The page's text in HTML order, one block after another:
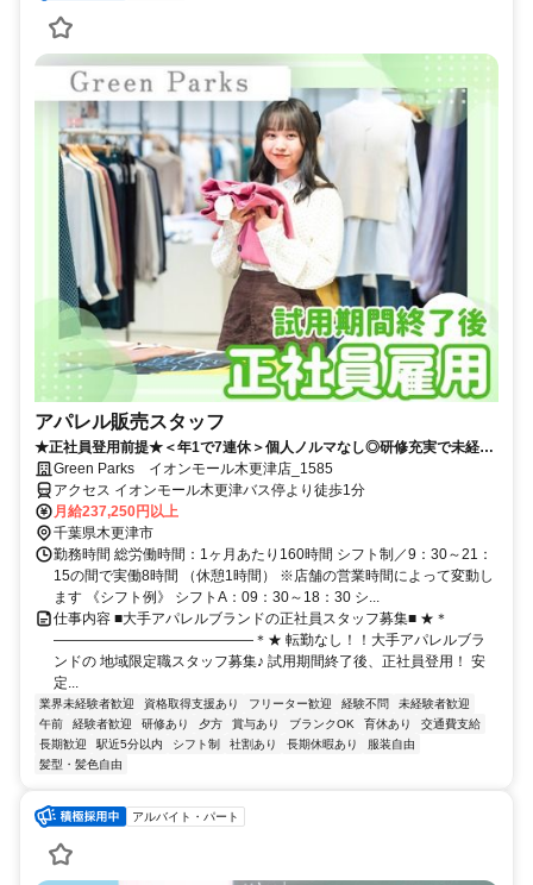
アパレル販売スタッフ
★正社員登用前提★＜年1で7連休＞個人ノルマなし◎研修充実で未経験
も活躍中☆キャリアUP目指せます
Green Parks イオンモール木更津店_1585
アクセス イオンモール木更津バス停より徒歩1分
月給237,250円以上
千葉県木更津市
勤務時間 総労働時間：1ヶ月あたり160時間 シフト制／9：30～21：
15の間で実働8時間 （休憩1時間） ※店舗の営業時間によって変動し
ます 《シフト例》 シフトA：09：30～18：30 シ...
仕事内容 ■大手アパレルブランドの正社員スタッフ募集■ ★＊
――――――――――――――＊★ 転勤なし！！大手アパレルブラ
ンドの 地域限定職スタッフ募集♪ 試用期間終了後、正社員登用！ 安
定...
業界未経験者歓迎 資格取得支援あり フリーター歓迎 経験不問
未経験者歓迎
午前
経験者歓迎 研修あり 夕方 賞与あり ブランクOK 育休あり
交通費支給
長期歓迎
駅近5分以内 シフト制 社割あり 長期休暇あり
服装自由
髪型・髪色自由
アルバイト・パート